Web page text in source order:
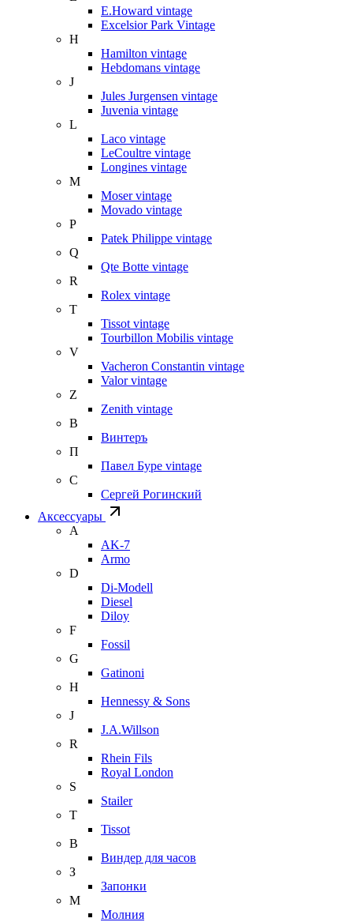
E.Howard vintage
Excelsior Park Vintage
H
Hamilton vintage
Hebdomans vintage
J
Jules Jurgensen vintage
Juvenia vintage
L
Laco vintage
LeCoultre vintage
Longines vintage
M
Moser vintage
Movado vintage
P
Patek Philippe vintage
Q
Qte Botte vintage
R
Rolex vintage
T
Tissot vintage
Tourbillon Mobilis vintage
V
Vacheron Constantin vintage
Valor vintage
Z
Zenith vintage
В
Винтеръ
П
Павел Буре vintage
С
Сергей Рогинский
Аксессуары
A
AK-7
Armo
D
Di-Modell
Diesel
Diloy
F
Fossil
G
Gatinoni
H
Hennessy & Sons
J
J.A.Willson
R
Rhein Fils
Royal London
S
Stailer
T
Tissot
В
Виндер для часов
З
Запонки
М
Молния